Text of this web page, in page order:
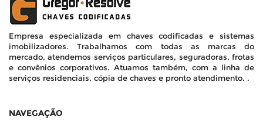
Empresa especializada em chaves codificadas e sistemas
imobilizadores. Trabalhamos com todas as marcas do
mercado, atendemos serviços particulares, seguradoras, frotas
e convênios corporativos. Atuamos também, com a linha de
serviços residenciais, cópia de chaves e pronto atendimento. .
NAVEGAÇÃO